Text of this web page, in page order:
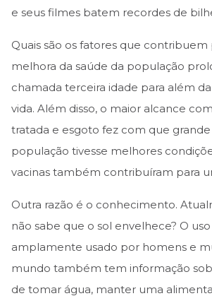
e seus filmes batem recordes de
Quais são os fatores que contribuem
melhora da saúde da população
chamada terceira idade para além
vida. Além disso, o maior alcance
tratada e esgoto fez com que
população tivesse melhores
vacinas também contribuíram para
Outra razão é o conhecimento.
não sabe que o sol envelhece? O
amplamente usado por homens e
mundo também tem informação
de tomar água, manter uma